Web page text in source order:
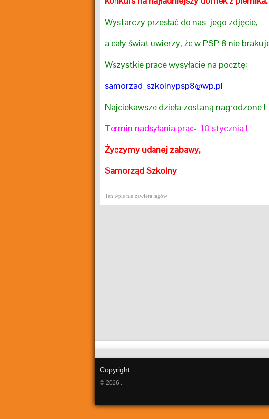
Wystarczy przesłać do nas jego zdjęcie,
a cały świat uwierzy, że w PSP 8 nie
Wszystkie prace wysyłacie na pocztę:
samorzad_szkolnypsp8@wp.pl
Najciekawsze dzieła zostaną nagrodzone !
Termin nadsyłania prac- 10 stycznia !
Życzymy udanej zabawy,
Samorząd Szkolny
Ten wpis nie zawiera tagów
Copyright
© 2026 .